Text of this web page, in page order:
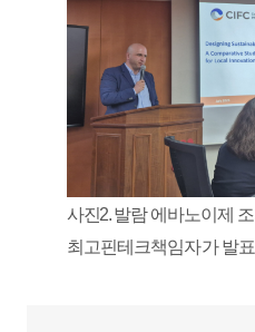
사진 2.발람 에바노이제
최고핀테크책임자가 발